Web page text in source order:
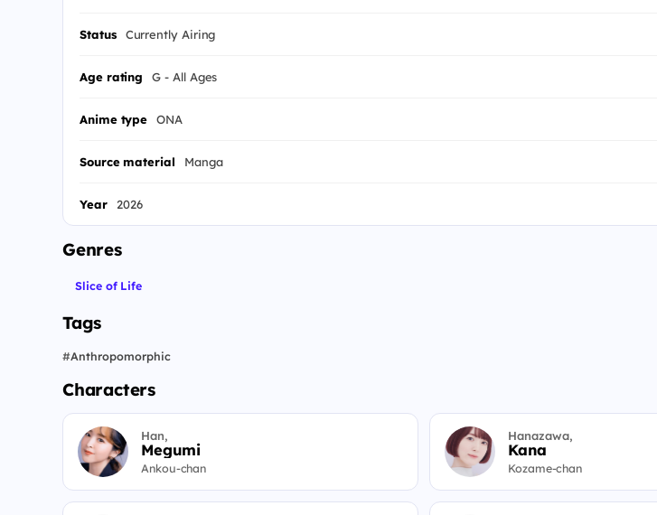
Status Currently Airing
Age rating G - All Ages
Anime type ONA
Source material Manga
Year 2026
Genres
Slice of Life
Tags
#Anthropomorphic
Characters
Han,
Megumi
Ankou-chan
Hanazawa,
Kana
Kozame-chan